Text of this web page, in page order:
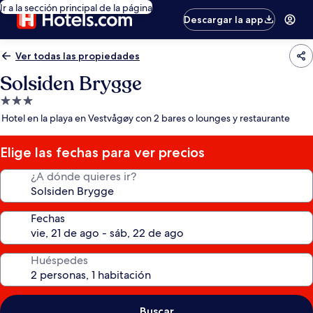
Ir a la sección principal de la página
Descargar la app
Ver todas las propiedades
Solsiden Brygge
Propiedad
de
estrellas
Hotel en la playa en Vestvågøy con 2 bares o lounges y restaurante
Elige las fechas para ver precios
¿A dónde quieres ir?
Fechas
Huéspedes